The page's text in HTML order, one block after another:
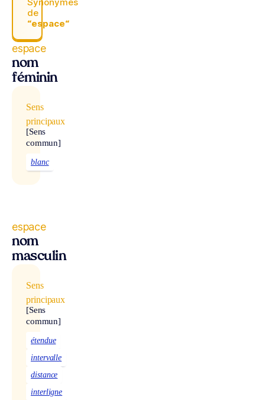
de
“espace“
espace
nom
féminin
Sens
principaux
[Sens
commun]
blanc
espace
nom
masculin
Sens
principaux
[Sens
commun]
étendue
intervalle
distance
interligne